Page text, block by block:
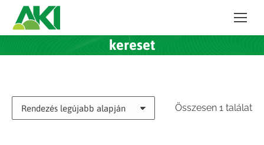
kereset
Összesen 1 találat